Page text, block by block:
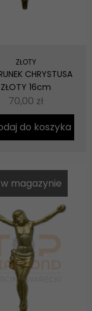
ZŁOTY
CHRYSTUSA
ZŁOTY 16cm
70,00 zł
do koszyka
magazynie